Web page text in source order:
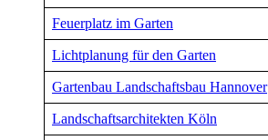
Feuerplatz im Garten
Lichtplanung für den Garten
Gartenbau Landschaftsbau Hannover
Landschaftsarchitekten Köln